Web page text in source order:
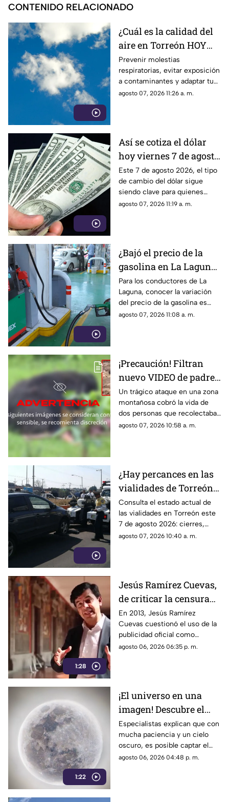
CONTENIDO RELACIONADO
¿Cuál es la calidad del
aire en Torreón HOY
viernes 7 de agosto
2026?
Prevenir molestias
respiratorias, evitar exposición
a contaminantes y adaptar tus
actividades al nivel de riesgo,
agosto 07, 2026 11:26 a. m.
Así se cotiza el dólar
hoy viernes 7 de agosto
2026 en Torreón
Este 7 de agosto 2026, el tipo
de cambio del dólar sigue
siendo clave para quienes
realizan transacciones en
agosto 07, 2026 11:19 a. m.
¿Bajó el precio de la
gasolina en La Laguna
HOY viernes 7 de
agosto 2026?
Para los conductores de La
Laguna, conocer la variación
del precio de la gasolina es
vital para cuidar la economía
agosto 07, 2026 11:08 a. m.
¡Precaución! Filtran
nuevo VIDEO de padre
e hijo siendo devorados
por un oso
Un trágico ataque en una zona
montañosa cobró la vida de
dos personas que recolectaban
leña y dejó a un oficial con
agosto 07, 2026 10:58 a. m.
¿Hay percances en las
vialidades de Torreón
HOY viernes 7 de
agosto2026?
Consulta el estado actual de
las vialidades en Torreón este
7 de agosto 2026: cierres,
accidentes, obras y consejos
agosto 07, 2026 10:40 a. m.
1:28
Jesús Ramírez Cuevas,
de criticar la censura
por publicidad oficial a
ser señalado por
estrategia de control
informativo
En 2013, Jesús Ramírez
Cuevas cuestionó el uso de la
publicidad oficial como
herramienta para presionar a
relacionadas con la difusión de
la información.
agosto 06, 2026 06:35 p. m.
1:22
¡El universo en una
imagen! Descubre el
fascinante mundo de la
astrofotografía en La
Laguna
Especialistas explican que con
mucha paciencia y un cielo
oscuro, es posible captar el
aparente movimiento de las
agosto 06, 2026 04:48 p. m.